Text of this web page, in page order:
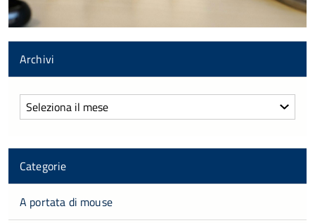
Archivi
Archivi
Categorie
A portata di mouse